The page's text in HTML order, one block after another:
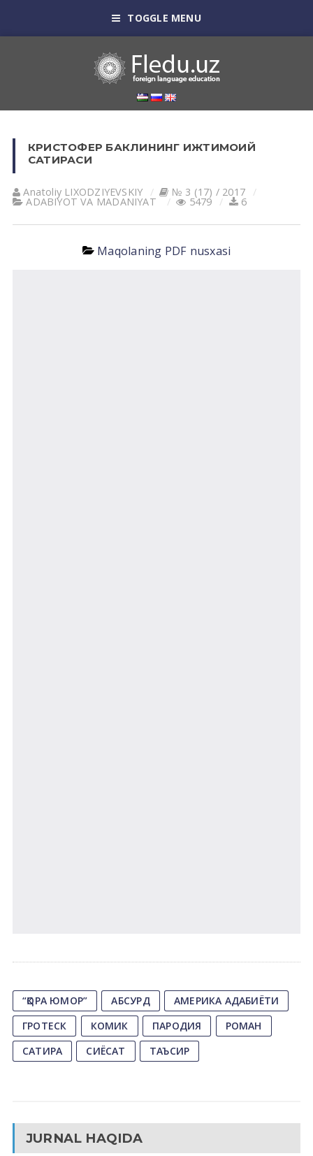
TOGGLE MENU
КРИСТОФЕР БАКЛИНИНГ ИЖТИМОИЙ
САТИРАСИ
Anatoliy LIXODZIYEVSKIY № 3 (17) / 2017
АDАBIYOT VА MАDАNIYAT 5479 6
Maqolaning PDF nusxasi
“ҚОРА ЮМОР” АБСУРД
АМЕРИКА АДАБИЁТИ
ГРОТЕСК
КОМИК ПАРОДИЯ
РОМАН
САТИРА
СИЁСАТ ТАЪСИР
JURNAL HAQIDA